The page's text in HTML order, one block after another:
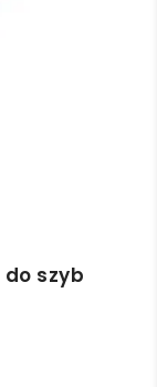
szyb